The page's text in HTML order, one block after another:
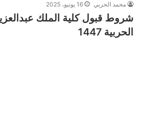
محمد الحربي 16 يونيو، 2025
شروط قبول كلية الملك
الحربية 1447